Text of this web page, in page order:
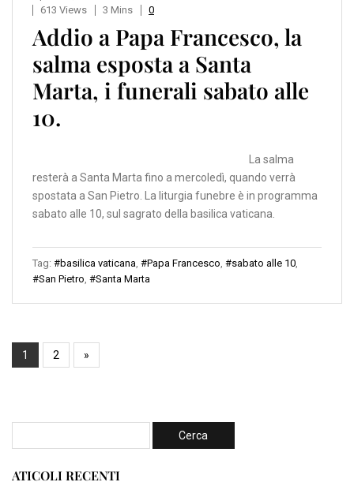
613 Views
3 Mins 0
Addio a Papa Francesco, la
salma esposta a Santa
Marta, i funerali sabato alle
10.
La salma
resterà a Santa Marta fino a mercoledì, quando verrà
spostata a San Pietro. La liturgia funebre è in programma
sabato alle 10, sul sagrato della basilica vaticana.
Tag: #basilica vaticana, #Papa Francesco, #sabato alle 10,
#San Pietro, #Santa Marta
1 2 »
ATICOLI RECENTI